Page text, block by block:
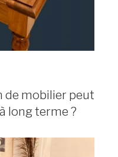
de mobilier peut
long terme ?